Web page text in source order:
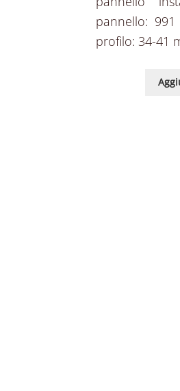
pannello:
profilo: 34-41